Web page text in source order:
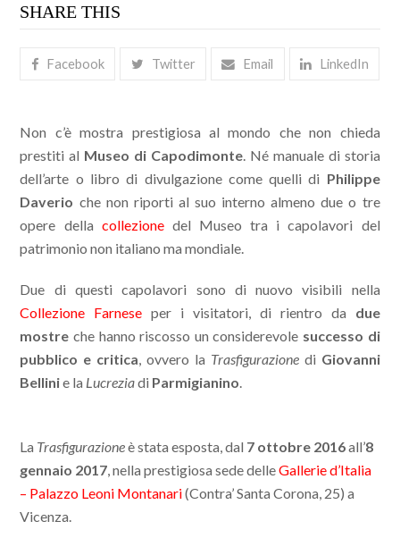
SHARE THIS
Facebook Twitter Email LinkedIn
Non c’è mostra prestigiosa al mondo che non chieda
prestiti al Museo di Capodimonte. Né manuale di storia
dell’arte o libro di divulgazione come quelli di Philippe
Daverio che non riporti al suo interno almeno due o tre
opere della collezione del Museo tra i capolavori del
patrimonio non italiano ma mondiale.
Due di questi capolavori sono di nuovo visibili nella
Collezione Farnese per i visitatori, di rientro da due
mostre che hanno riscosso un considerevole successo di
pubblico e critica, ovvero la Trasfigurazionedi Giovanni
Bellinie la Lucreziadi Parmigianino.
La Trasfigurazioneè stata esposta, dal 7 ottobre 2016all’8
gennaio 2017, nella prestigiosa sede delleGallerie d’Italia
– Palazzo Leoni Montanari(Contra’ Santa Corona, 25) a
Vicenza.